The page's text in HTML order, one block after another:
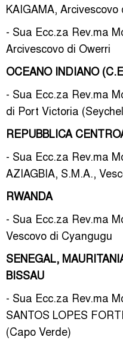
KAIGAMA, Arcivescovo
- Sua Ecc.za Rev.ma
Arcivescovo di Owerri
OCEANO INDIANO
- Sua Ecc.za Rev.ma
di Port Victoria
REPUBBLICA
- Sua Ecc.za Rev.ma
AZIAGBIA, S.M.A.,
RWANDA
- Sua Ecc.za Rev.ma
Vescovo di Cyangugu
SENEGAL,
BISSAU
- Sua Ecc.za Rev.ma
SANTOS LOPES
(Capo Verde)